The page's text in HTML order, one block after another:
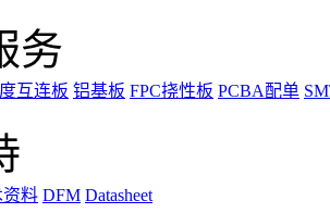
务
互连板 铝基板 FPC挠性板 PCBA配单
料 DFM Datasheet